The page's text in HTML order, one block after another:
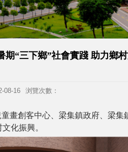
期“三下鄉”社會實踐 助力鄉
08-16 浏覽次數：
畫創客中心、梁集鎮政府、梁
化振興。